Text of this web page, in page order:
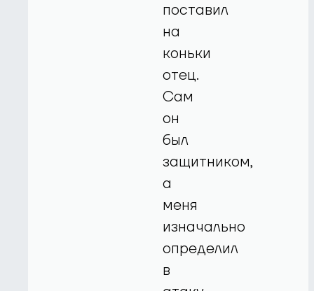
поставил
на
коньки
отец.
Сам
он
был
защитником,
а
меня
изначально
определил
в